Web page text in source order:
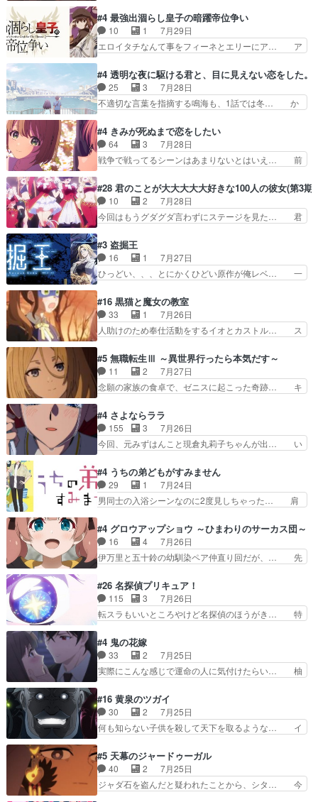
油を注ぐターニャの勝利軍… 犠牲を払っても良い
ならお前たちが前線へ行… 戦闘がアッサリし過ぎ
じゃない？戦争がメイ…
見た目もうただのロボでしかないんだよ… 俺らの
汗拭きそりゃいやだろwwバトー＆ト… イノセン
スの元となった回だけど、ガイノイ… アダム・リ
ンクやジェイムスン(教授)型サ… アンドロイドも
センスの土台になったエピ… コミカルなのにも慣
れてきました。１話でし… ロボットの反乱は今と
なっては良くある話し…
#4 最強出涸らし皇子の暗躍帝位争い
10 1
7月29日
エロイタチなんて事をフィーネとエリーにア… ア
スターを呼ぶ笛？黒幕は狩猟祭とは関係… 平凡な
少女に見える眼鏡w眼鏡属性は持ち合… 神アニ
メ、ケテーイ！「騎士狩猟祭、前夜の… フィーネ
がアルノルトに活躍してもらいたが… 第４話を
とフィーネの２度目のデート出… マジできな臭い
ぞ帝位争い。姉からの刺客を… ふぃーねと町の様
子を見に行ったら町中で窃…
#4 透明な夜に駆ける君と、目に見えない恋をした。
25 3
7月28日
不適切な言葉を指摘する鳴海も、1話では冬… か
接していいのかわからず戸惑うかけるも… 盲目だ
と相手の表情も分からないからどう思… 今期のバ
ックナンバーみたいなOPアニメ。… 初デートで
冬月を笑わせようとする姿も冬月… 特に大きな事
を笑わせようとする姿も冬月… 3話までは主人公
がどうでもいいことでずっ… 花火購入に浅草へ…
行き当たりばったり訪問…
#4 きみが死ぬまで恋をしたい
64 3
7月28日
戦争で戦ってるシーンはあまりないとはいえ… 前
の存在で揺らぐ14クラス約束された死… ミミの
秘密をあっさり受け入れたのは拍子抜… 蘇生魔法
って下衆い国なら進退窮まったら手… 蘇生魔法ヤ
バイけどミミいなかったら詰んで… アニメオタク
うございました！アリとセイ… ごめん、そういう
話がしたい作品じゃないの… 第４話感想：その口
止め効果あるかな？ミミ…
#28 君のことが大大大大大好きな100人の彼女(第3期)
10 2
7月28日
今回はもうグダグダ言わずにステージを見た… 君
カノ版ラブライブ！？こういうのは人… 俺、みん
なのレッスン動画をDVDが焼きき… アナウンス
役で出演いたしましたみんなのア… 恋太郎ファミ
リーがガチでアイドルに挑戦！… ギャグギャグし
カノGirlfrien… 『アイドル伝説恋太郎ファミリ
ー』にて「ア… 安木路佐ウル子役で出演いたしま
したクォリ…
#3 盗掘王
16 1
7月27日
ひっどい、、、とにかくひどい原作が俺レベ… 一
美咲さんと言えば幼女！アイマスの市原… 遼河は
目的の為には人命も軽視するタイプの… 4つのス
キルが揃う。広い墓を捜索中、遼河… 村正はそん
なおどろおどろしいエピソードあ… 気持ちよくし
レベのアニメ制作を日本に奪… 予言で正体がバレ
る、もう騙し討ちは出来な… 村正の墓、アニメで
見ると一杯で怖いな。ア…
#16 黒猫と魔女の教室
33 1
7月26日
人助けのため奉仕活動をするイオとカストル… ス
とカストルの共通点は、魔法の制御が出… 椋鳥の
大群て…住民から迷惑がられてない？… キングコ
ングor進撃の巨人牡羊座のアルデ… スピカ・イ
オ・カストルという組み合わせ。… 有り余るパワ
みかたが雑になってきてるな… イキりカストルは
怖がりやったかあスピカな… 鏡の世界への突入と
新たな依頼サブタイトル…
#5 無職転生Ⅲ ～異世界行ったら本気だす～
11 2
7月27日
念願の家族の食卓で、ゼニスに起こった奇跡… キ
ナリーゼの悪魔の囁きwクリフとエリナ… 悪魔の
囁きやめてくださいwおい、1番重要… ゼニスも
感情が出てきてて良い方向に進んで… 第５話を
ABEMAで視聴しました。視聴に… クリフとエリ
相変わらずで草ルディ君釣り… ルーデウスにシル
フィエットとロキシーとの… 離れ離れになったり
別れがあったり絶望の大…
#4 さよならララ
155 3
7月26日
今回、元みずはんこと現倉丸莉子ちゃんが出… い
様とは...本当の愛とは...なんぞ… テンポの良いボ
ケとツッコミで笑わせつつ、… この作品、ストー
リーにも登場人物にも全く… 家で机に向かってる
時の貧乏ゆすりとか、ラ… お姉ちゃんと話せ
に、ララは何を思うのだ… 息をするかのように3
話まで視聴。2026… ララの王子様探しが本格的
に動き出した回。…
#4 うちの弟どもがすみません
29 1
7月24日
男同士の入浴シーンなのに2度見しちゃった… 肩
散歩って逃げるよね！糸と類を助けよう… 類の面
倒見るのが1番大変そう糸は誰とでも… 源くんを
甘えさせるまでの糸と周りの出来事… 源くん、甘
えちゃうぞ宣言。思ったよりラブ… 糸ちゃんのま
目的を忘れてますますヤング… でも央太と親しく
するのは嫌。世話を拒んで… ゴメス（カエル）外
で散歩させてたのか(*…
#4 グロウアップショウ ～ひまわりのサーカス団～
16 4
7月26日
伊万里と五十鈴の幼馴染ペア仲直り回だが、… 先
や、これ素晴らしいコメディアニメだな。… 水着
回なのにビキニじゃない！これは時代背… 今回は
推しの吾野伊万里ちゃん担当回。これ… 伊万里さ
んの手品回であり水着回ね。瑞佳ち… 売り上げが
タ教育のせいで瑞佳がヒモカス… 伊万里ちゃんの
人前での苦手意識を抱えなが… 第４話をｄアニメ
ストアで視聴しました。視…
#26 名探偵プリキュア！
115 3
7月26日
転スラもいいところやけど名探偵のほうがき… 特
なはプリキュア仲間には自分が未来から… の活
躍、敵を圧倒ってのはおおよその流れだ… キュア
エクレール初変身＆初戦闘。プリキュ… キュアエ
クレールは強いが力を制御できない… キュアエク
ッコロで始まってちょっ… バカおもろいやん
www実質まどマギやんけ… しかも実質的にエク
レールが倒したビルであ…
#4 鬼の花嫁
33 2
7月25日
実際にこんな感じで運命の人に気付けたらい… 柚
の花嫁は一見すると甘い夢、理想の天国… 玲夜さ
んのご両親の登場ですこの世に数多い… 玲夜のお
父さんが石田彰だったことに驚きを… 主人公自分
の立場わかって無さすぎやしまた… ヨミツガと
子にも優しいし可愛いしこの… ユキノさんから玲
夜の父親の話で、そのイメ… あやかしの頂点に立
つ鬼龍院家の現当主が息…
#16 黄泉のツガイ
30 2
7月25日
何も知らない子供を殺して天下を取るような… イ
いバトル回の最後に、予想外の引きシン… これっ
て作者が描きたいのは"ユルの物語"… デラさんの
秘密がちょっとわかった回、正直… 左さんと刀持
ちさんが対決♪あとどこぞのじ… 何処も彼処も言
#5 天幕のジャードゥーガル
40 2
7月25日
ジャダ石を盗んだと疑われたことから、シタ… 今